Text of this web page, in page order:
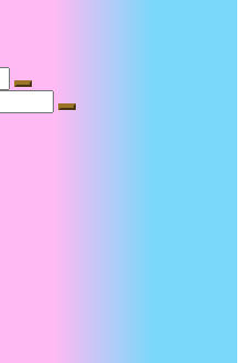
Suche
Suche